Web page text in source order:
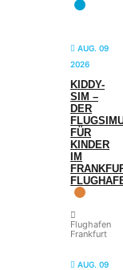
AUG. 09
2026
KIDDY-
SIM –
DER
FÜR
KINDER
IM
Flughafen
Frankfurt
AUG. 09